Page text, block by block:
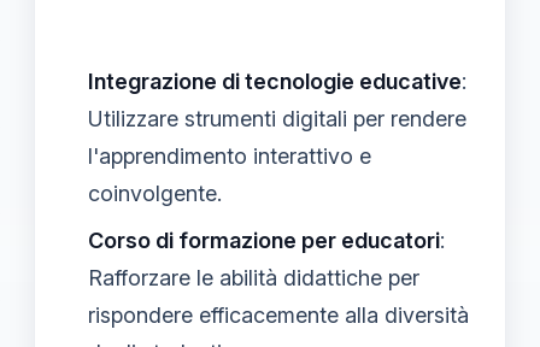
Integrazione di tecnologie educative:
Utilizzare strumenti digitali per rendere
l'apprendimento interattivo e
coinvolgente.
Corso di formazione per educatori:
Rafforzare le abilità didattiche per
rispondere efficacemente alla diversità